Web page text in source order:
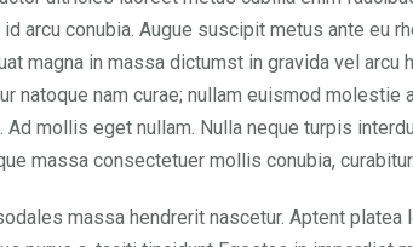
arcu conubia. Augue suscipit metus ante eu
magna in massa dictumst in gravida vel arcu
natoque nam curae; nullam euismod molestie
mollis eget nullam. Nulla neque turpis
massa consectetuer mollis conubia, curabitur.
massa hendrerit nascetur. Aptent platea